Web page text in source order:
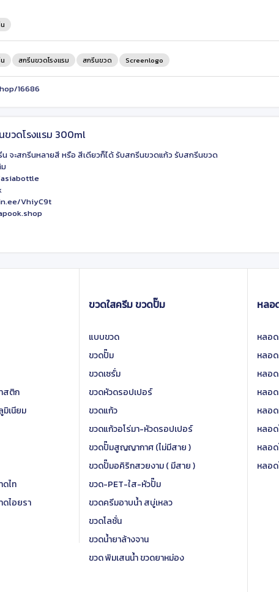
สกรีนขวดโรงแรม สกรีนขวด Screenlogo
16686
ขวดโรงแรม 300ml
จะสกรีนหลายสี หรือ สีเดียวก็ได้ รับสกรีนขวดแก้ว รับสกรีนขวด
VhiyC9t
สติก
มิเนียม
ดไท
ดไอยรา
ขวดใสครีม ขวดปั๊ม
แบบขวด
ขวดปั๊ม
ขวดเซรั่ม
ขวดหัวดรอปเปอร์
ขวดแก้ว
ขวดแก้วอโร่มา-หัวดรอปเปอร์
ขวดปั๊มสูญญากาศ (ไม่มีสาย )
ขวดปั๊มอคิริกสวยงาม ( มีสาย )
ขวด-PET-ใส-หัวปั๊ม
ขวดครีมอาบน้ำ สบู่เหลว
ขวดโลชั่น
ขวดน้ำยาล้างจาน
ขวด พิมเสนน้ำ ขวดยาหม่อง
หลอ
หลอ
หลอ
หลอ
หลอ
หลอ
หลอด
หลอ
หลอ